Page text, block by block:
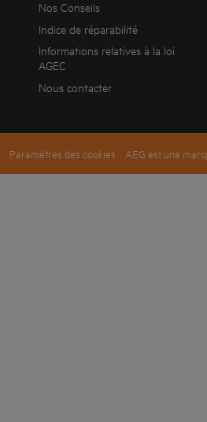
Nos Conseils
Indice de réparabilité
Informations relatives à la loi
AGEC
Nous contacter
Paramètres des cookies AEG est une